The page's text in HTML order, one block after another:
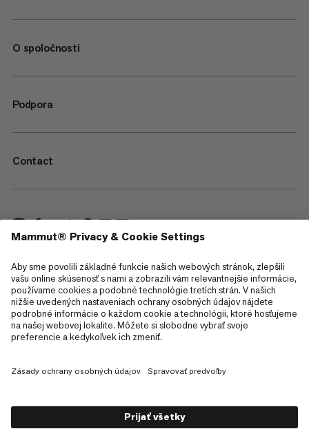
O spoločnosti
Podpora
Contact
—
Sitemap
Cookies
Právne informácie
Zásady ochrany osobných údajov